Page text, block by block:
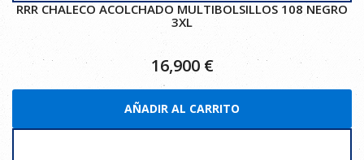
RRR CHALECO ACOLCHADO MULTIBOLSILLOS 108 NEGRO
3XL
16,900 €
AÑADIR AL CARRITO